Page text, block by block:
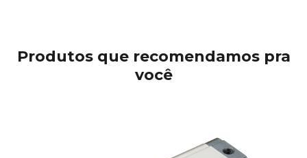
Produtos que recomendamos pra
você